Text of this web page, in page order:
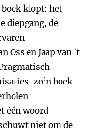
boek klopt: het
diepgang, de
Oss en Jaap van ’t
zo’n boek
één woord
niet om de